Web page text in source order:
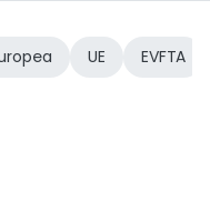
UE EVFTA